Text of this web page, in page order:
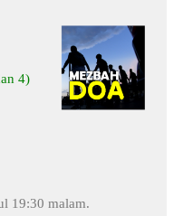
4)
19:30 malam.